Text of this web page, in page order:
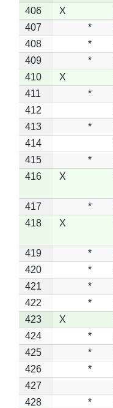
406
X
407
*
408
*
409
*
410
X
411
*
412
413
*
414
415
*
416
X
417 *
418
X
419 *
420
*
421
*
422
*
423
X
424
*
425
*
426
*
427
428
*